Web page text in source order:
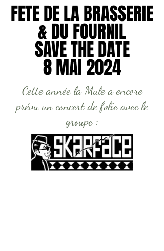
FETE DE LA BRASSERIE
& DU FOURNIL
SAVE THE DATE
8 MAI 2024
FETE DE LA BRASSERIE
& DU FOURNIL
SAVE THE DATE
8 MAI 2024
Cette année la Mule a encore
prévu un concert de folie avec le
groupe :